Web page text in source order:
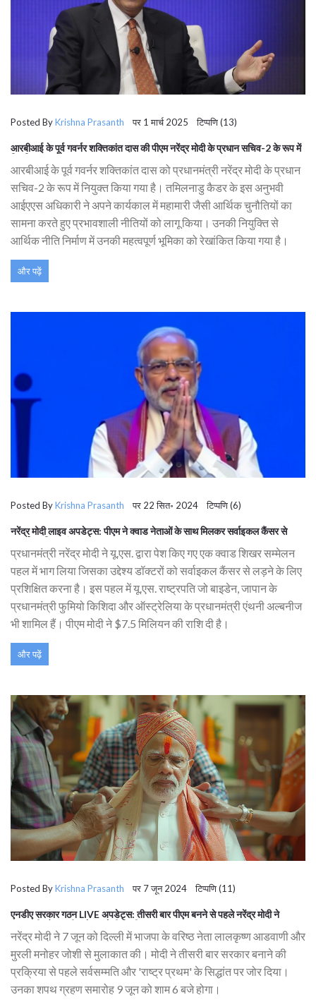
Posted ByKrishna Prasanth पर 1 मार्च 2025 टिप्पणि (13)
आरबीआई के पूर्व गवर्नर शक्तिकांत दास की पीएम नरेंद्र मोदी के प्रधान सचिव-2 के रूप में
आरबीआई के पूर्व गवर्नर शक्तिकांत दास को प्रधानमंत्री नरेंद्र मोदी के प्रधान
सचिव-2 के रूप में नियुक्त किया गया है। तमिलनाडु कैडर के इस अनुभवी
आईएएस अधिकारी ने अपने कार्यकाल में महामारी जैसी आर्थिक चुनौतियों का
सामना करते हुए प्रभावशाली नीतियों को लागू किया। उनकी नियुक्ति से
आर्थिक नीति निर्माण में उनकी महत्वपूर्ण भूमिका को रेखांकित किया गया है।
और पढ़ें
Posted ByKrishna Prasanth पर 22 सित॰ 2024 टिप्पणि (6)
नरेंद्र मोदी लाइव अपडेट्स: पीएम ने क्‍वाड नेताओं के साथ मिलकर सर्वाइकल कैंसर से
प्रधानमंत्री नरेंद्र मोदी ने यू.एस. द्वारा पेश किए गए एक क्‍वाड शिखर सम्‍मेलन
पहल में भाग लिया जिसका उद्देश्य डॉक्टरों को सर्वाइकल कैंसर से लड़ने के लिए
प्रशिक्षित करना है। इस पहल में यू.एस. राष्ट्रपति जो बाइडेन, जापान के
प्रधानमंत्री फुमियो किशिदा और ऑस्ट्रेलिया के प्रधानमंत्री एंथनी अल्बनीज
भी शामिल हैं। पीएम मोदी ने $7.5 मिलियन की राशि दी है।
और पढ़ें
Posted ByKrishna Prasanth पर 7 जून 2024 टिप्पणि (11)
एनडीए सरकार गठन LIVE अपडेट्स: तीसरी बार पीएम बनने से पहले नरेंद्र मोदी ने
नरेंद्र मोदी ने 7 जून को दिल्ली में भाजपा के वरिष्ठ नेता लालकृष्ण आडवाणी और
मुरली मनोहर जोशी से मुलाकात की। मोदी ने तीसरी बार सरकार बनाने की
प्रक्रिया से पहले सर्वसम्मति और 'राष्ट्र प्रथम' के सिद्धांत पर जोर दिया।
उनका शपथ ग्रहण समारोह 9 जून को शाम 6 बजे होगा।